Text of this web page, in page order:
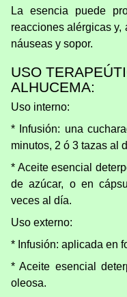
La esencia puede
reacciones alérgicas y,
náuseas y sopor.
USO
ALHUCEMA:
Uso interno:
* Infusión: una
minutos, 2 ó 3 tazas al
* Aceite esencial
de azúcar, o en
veces al día.
Uso externo:
* Infusión: aplicada en
* Aceite esencial
oleosa.